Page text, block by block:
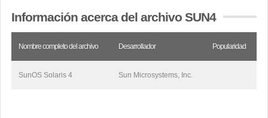
Información acerca del archivo SUN4
Nombre completo del archivo Desarrollador Popularidad
SunOS Solaris 4 Sun Microsystems, Inc.